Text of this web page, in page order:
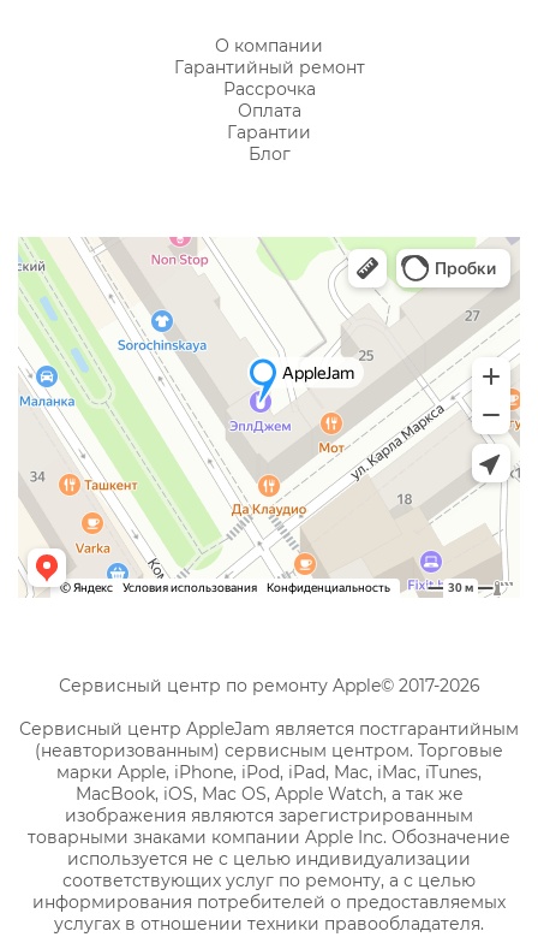
О компании
Гарантийный ремонт
Рассрочка
Оплата
Гарантии
Блог
Сервисный центр по ремонту Apple© 2017-2026
Сервисный центр AppleJam является постгарантийным
(неавторизованным) сервисным центром. Торговые
марки Apple, iPhone, iPod, iPad, Mac, iMac, iTunes,
MacBook, iOS, Mac OS, Apple Watch, а так же
изображения являются зарегистрированным
товарными знаками компании Apple Inc. Обозначение
используется не с целью индивидуализации
соответствующих услуг по ремонту, а с целью
информирования потребителей о предоставляемых
услугах в отношении техники правообладателя.